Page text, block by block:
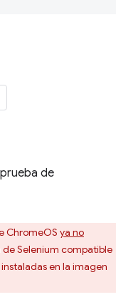
de
ChromeOS ya no
de Selenium compatible
en la imagen